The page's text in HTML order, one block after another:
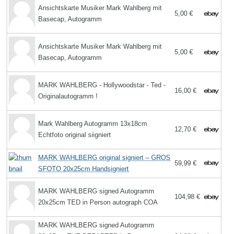
Ansichtskarte Musiker Mark Wahlberg mit
Basecap, Autogramm
5,00 €
Ansichtskarte Musiker Mark Wahlberg mit
Basecap, Autogramm
5,00 €
MARK WAHLBERG - Hollywoodstar - Ted -
Originalautogramm !
16,00 €
Mark Wahlberg Autogramm 13x18cm
Echtfoto original siigniert
12,70 €
MARK WAHLBERG original signiert – GROS
SFOTO 20x25cm Handsigniert
59,99 €
MARK WAHLBERG signed Autogramm
20x25cm TED in Person autograph COA
104,98 €
MARK WAHLBERG signed Autogramm